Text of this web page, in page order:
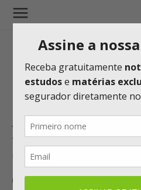
Porto é
Companies
em São Paulo